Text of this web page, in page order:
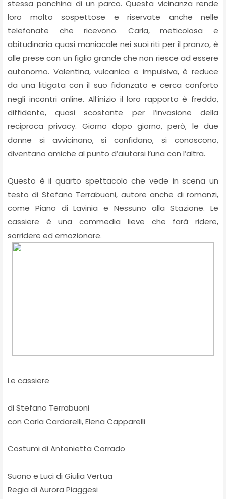
stessa panchina di un parco. Questa vicinanza rende
loro molto sospettose e riservate anche nelle
telefonate che ricevono. Carla, meticolosa e
abitudinaria quasi maniacale nei suoi riti per il pranzo, è
alle prese con un figlio grande che non riesce ad essere
autonomo. Valentina, vulcanica e impulsiva, è reduce
da una litigata con il suo fidanzato e cerca conforto
negli incontri online. All’inizio il loro rapporto è freddo,
diffidente, quasi scostante per l’invasione della
reciproca privacy. Giorno dopo giorno, però, le due
donne si avvicinano, si confidano, si conoscono,
diventano amiche al punto d’aiutarsi l’una con l’altra.
Questo è il quarto spettacolo che vede in scena un
testo di Stefano Terrabuoni, autore anche di romanzi,
come Piano di Lavinia e Nessuno alla Stazione. Le
cassiere è una commedia lieve che farà ridere,
sorridere ed emozionare.
Le cassiere
di Stefano Terrabuoni
con Carla Cardarelli, Elena Capparelli
Costumi di Antonietta Corrado
Suono e Luci di Giulia Vertua
Regia di Aurora Piaggesi